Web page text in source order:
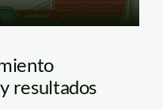
resultados